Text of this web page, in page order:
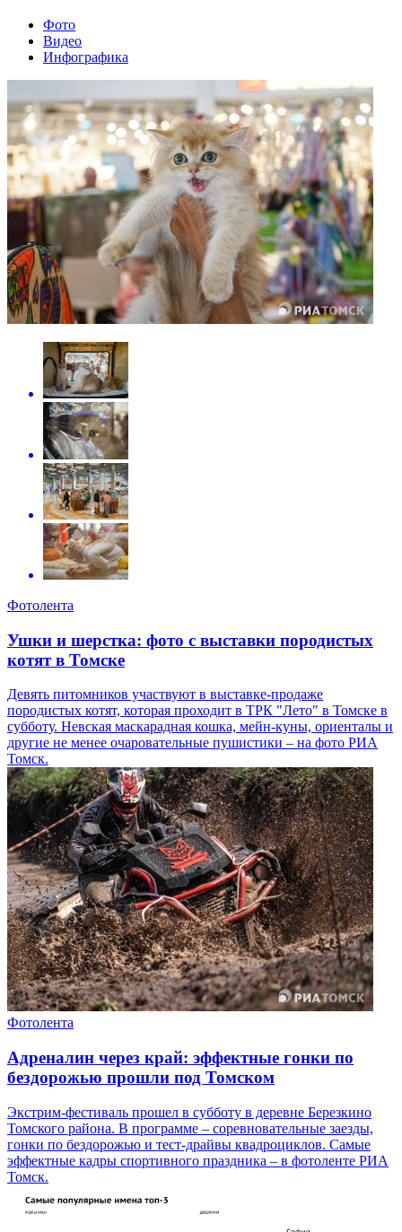
Фото
Видео
Инфографика
Фотолента
Ушки и шерстка: фото с выставки породистых
котят в Томске
Девять питомников участвуют в выставке-продаже
породистых котят, которая проходит в ТРК "Лето" в Томске в
субботу. Невская маскарадная кошка, мейн-куны, ориенталы и
другие не менее очаровательные пушистики – на фото РИА
Томск.
Фотолента
Адреналин через край: эффектные гонки по
бездорожью прошли под Томском
Экстрим-фестиваль прошел в субботу в деревне Березкино
Томского района. В программе – соревновательные заезды,
гонки по бездорожью и тест-драйвы квадроциклов. Самые
эффектные кадры спортивного праздника – в фотоленте РИА
Томск.